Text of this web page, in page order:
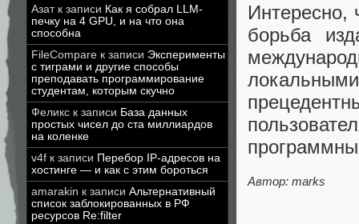
Азатк записи Как я собрал LLM-
печку на 4 GPU, и на что она
способна
FileCompare к записи Эксперименты
с тиграми и другие способы
преподавать программирование
студентам, которым скучно
Феликс к записи База данных
простых чисел до ста миллиардов
на коленке
v4f к записи Перебор IP-адресов на
хостинге — и как с этим бороться
amarakin к записи Альтернативный
список заблокированных в РФ
ресурсов Re:filter
Интересно,
борьба
Автор: marks